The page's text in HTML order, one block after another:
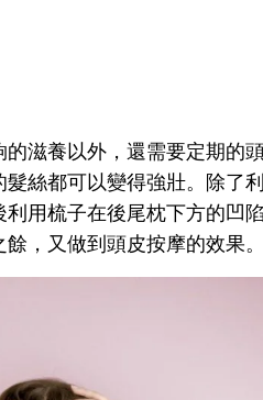
滋養以外，還需要定期的
絲都可以變得強壯。除了
用梳子在後尾枕下方的凹
，又做到頭皮按摩的效果。